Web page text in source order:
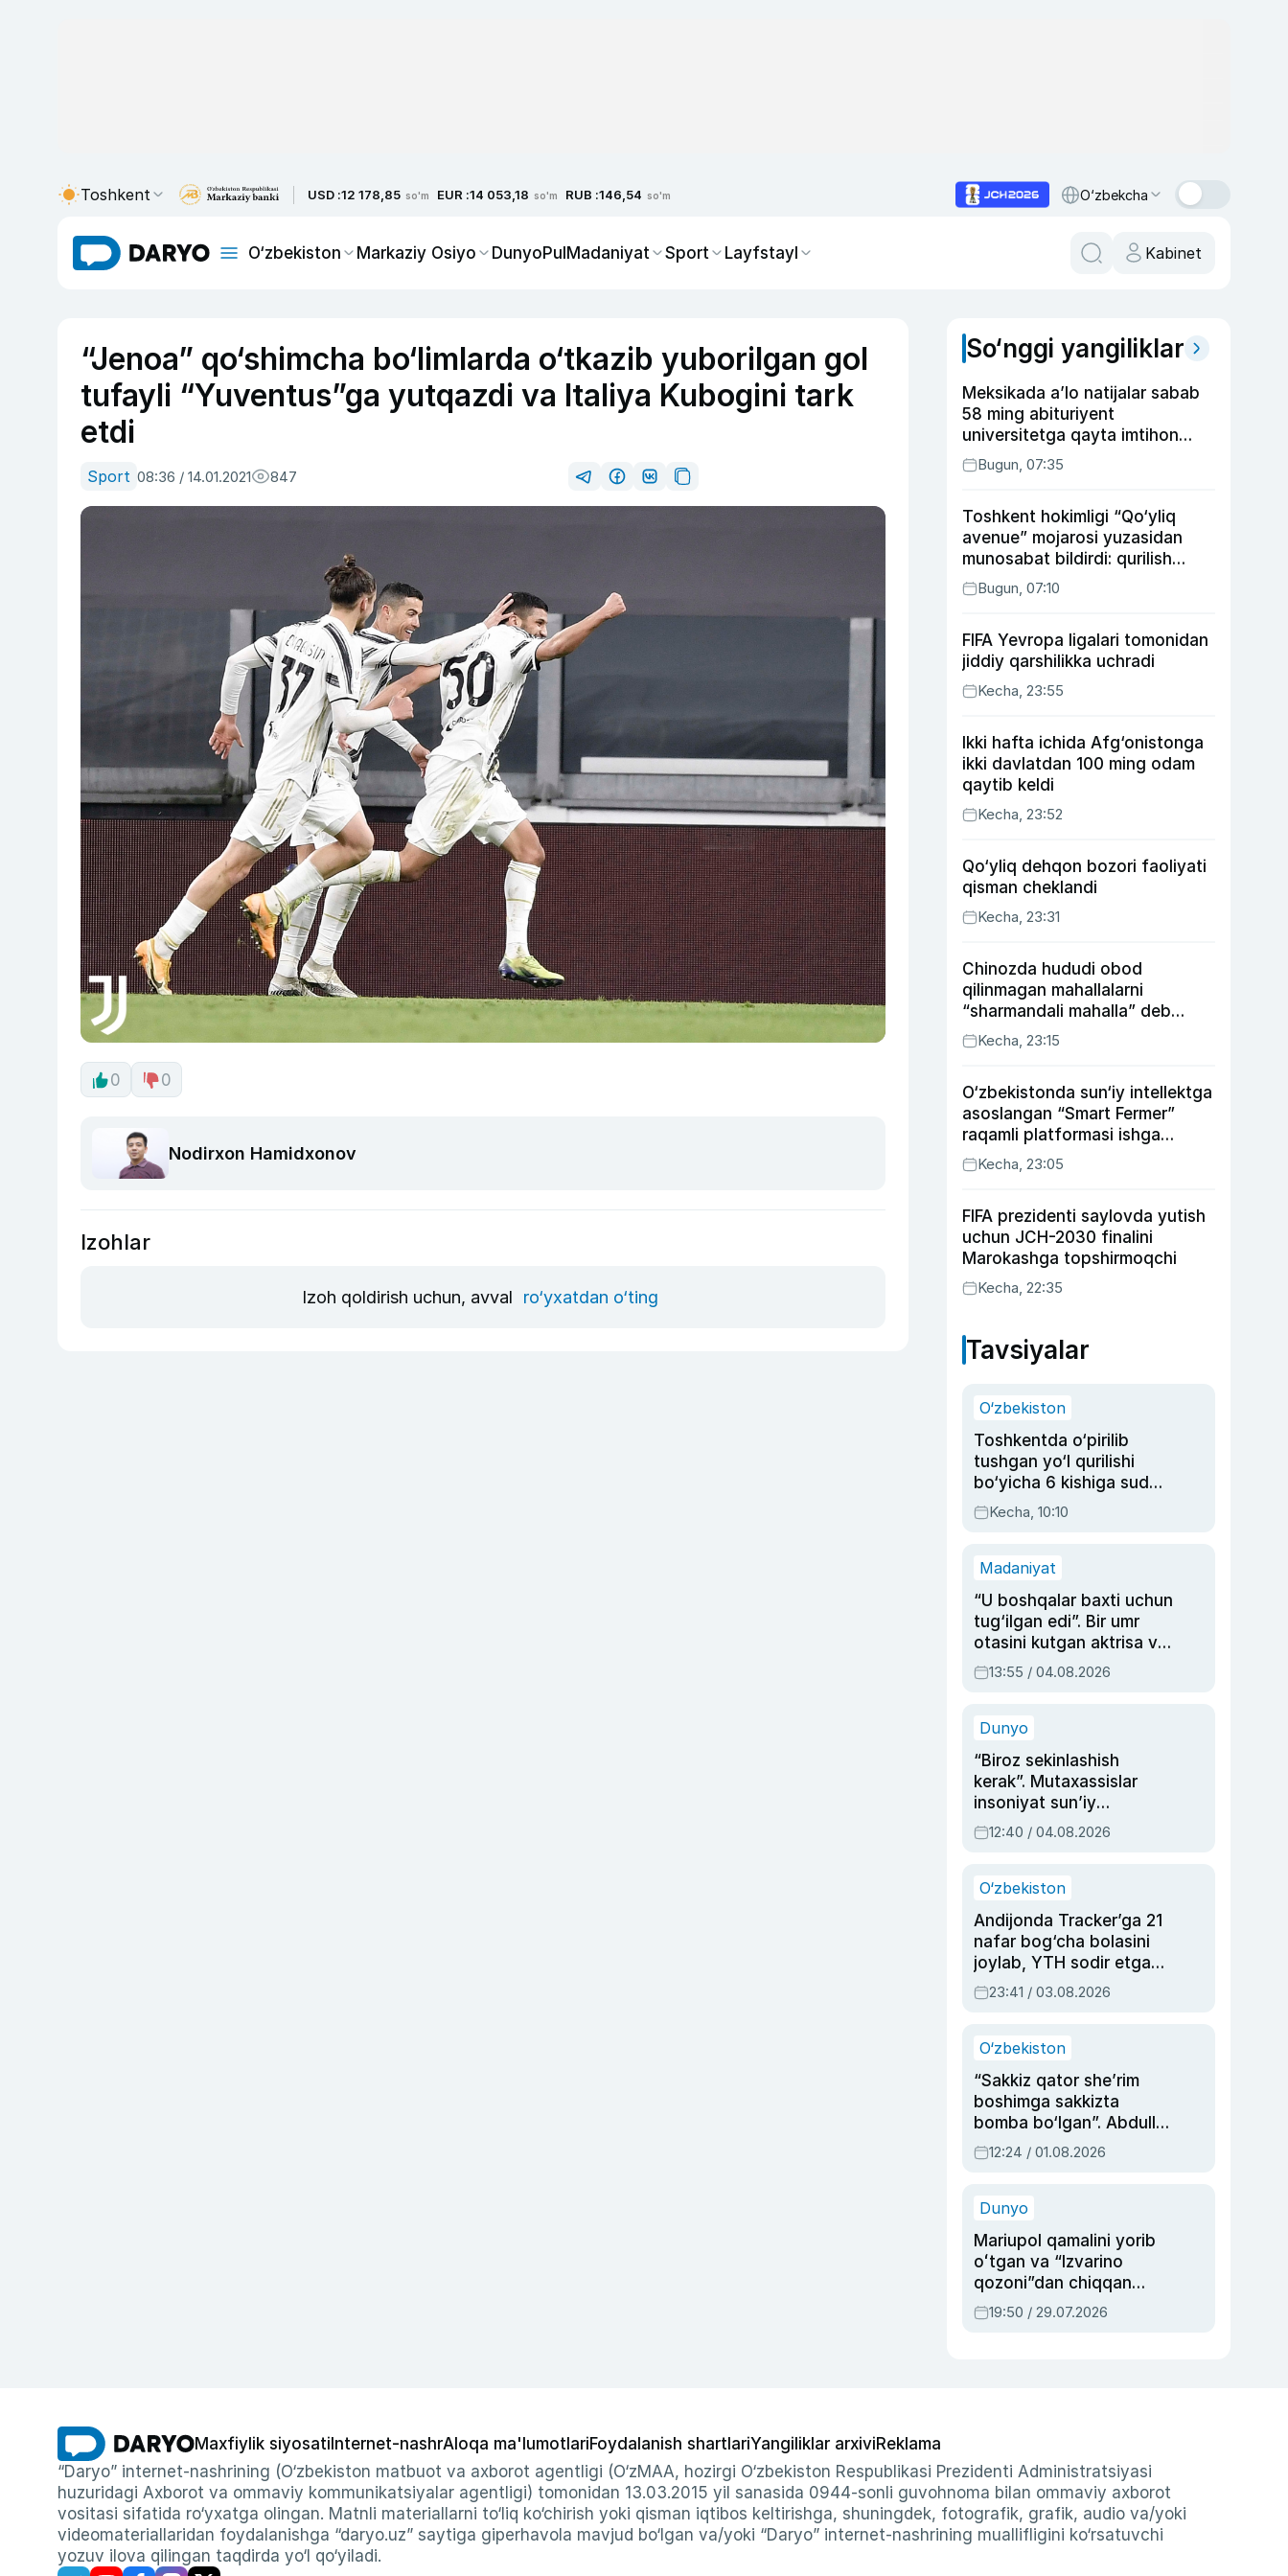
Toshkent USD :12 178,85 so'm EUR :14 053,18 so'm RUB :146,54 so'm O‘zbekcha
O‘zbekiston Markaziy Osiyo DunyoPulMadaniyat Sport Layfstayl Kabinet
“Jenoa” qo‘shimcha bo‘limlarda o‘tkazib yuborilgan gol
tufayli “Yuventus”ga yutqazdi va Italiya Kubogini tark
etdi
Sport 08:36 / 14.01.2021 847
0 0
Nodirxon Hamidxonov
Izohlar
Izoh qoldirish uchun, avval ro‘yxatdan o‘ting
So‘nggi yangiliklar
Meksikada a’lo natijalar sabab
58 ming abituriyent
universitetga qayta imtihon
topshiradi
Bugun, 07:35
Toshkent hokimligi “Qo‘yliq
avenue” mojarosi yuzasidan
munosabat bildirdi: qurilish
ishlarining 53 foizi yakunlangan
Bugun, 07:10
FIFA Yevropa ligalari tomonidan
jiddiy qarshilikka uchradi
Kecha, 23:55
Ikki hafta ichida Afg‘onistonga
ikki davlatdan 100 ming odam
qaytib keldi
Kecha, 23:52
Qo‘yliq dehqon bozori faoliyati
qisman cheklandi
Kecha, 23:31
Chinozda hududi obod
qilinmagan mahallalarni
“sharmandali mahalla” deb
belgilash boshlandi
Kecha, 23:15
O‘zbekistonda sun‘iy intellektga
asoslangan “Smart Fermer”
raqamli platformasi ishga
tushiriladi
Kecha, 23:05
FIFA prezidenti saylovda yutish
uchun JCH-2030 finalini
Marokashga topshirmoqchi
Kecha, 22:35
Tavsiyalar
O‘zbekiston
Toshkentda o‘pirilib
tushgan yo‘l qurilishi
bo‘yicha 6 kishiga sud
hukmi o‘qildi
Kecha, 10:10
Madaniyat
“U boshqalar baxti uchun
tug‘ilgan edi”. Bir umr
otasini kutgan aktrisa va
dublyaj ustasi Rimma
Ahmedovaning
13:55 / 04.08.2026
Dunyo
“Biroz sekinlashish
kerak”. Mutaxassislar
insoniyat sun’iy
intellektni boshqara
olmay qolishidan xavotir
12:40 / 04.08.2026
O‘zbekiston
Andijonda Tracker’ga 21
nafar bog‘cha bolasini
joylab, YTH sodir etgan
ayolga sud hukmi o‘qildi
23:41 / 03.08.2026
O‘zbekiston
“Sakkiz qator she’rim
boshimga sakkizta
bomba bo‘lgan”. Abdulla
Oripovni siyosiy
ayblovlardan asrab
12:24 / 01.08.2026
Dunyo
Mariupol qamalini yorib
oʻtgan va “Izvarino
qozoni”dan chiqqan
qahramon — Ukraina
armiyasi bosh
19:50 / 29.07.2026
Maxfiylik siyosati Internet-nashrAloqa ma'lumotlariFoydalanish shartlariYangiliklar arxiviReklama
“Daryo” internet-nashrining (O‘zbekiston matbuot va axborot agentligi (O‘zMAA, hozirgi O‘zbekiston Respublikasi Prezidenti Administratsiyasi
huzuridagi Axborot va ommaviy kommunikatsiyalar agentligi) tomonidan 13.03.2015 yil sanasida 0944-sonli guvohnoma bilan ommaviy axborot
vositasi sifatida ro‘yxatga olingan. Matnli materiallarni to‘liq ko‘chirish yoki qisman iqtibos keltirishga, shuningdek, fotografik, grafik, audio va/yoki
videomateriallaridan foydalanishga “daryo.uz” saytiga giperhavola mavjud bo‘lgan va/yoki “Daryo” internet-nashrining muallifligini ko‘rsatuvchi
yozuv ilova qilingan taqdirda yo‘l qo‘yiladi.